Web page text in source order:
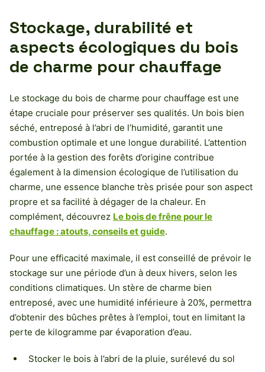
Stockage, durabilité et
aspects écologiques du bois
de charme pour chauffage
Le stockage du bois de charme pour chauffage est une
étape cruciale pour préserver ses qualités. Un bois bien
séché, entreposé à l’abri de l’humidité, garantit une
combustion optimale et une longue durabilité. L’attention
portée à la gestion des forêts d’origine contribue
également à la dimension écologique de l’utilisation du
charme, une essence blanche très prisée pour son aspect
propre et sa facilité à dégager de la chaleur. En
complément, découvrez Le bois de frêne pour le
chauffage : atouts, conseils et guide.
Pour une efficacité maximale, il est conseillé de prévoir le
stockage sur une période d’un à deux hivers, selon les
conditions climatiques. Un stère de charme bien
entreposé, avec une humidité inférieure à 20%, permettra
d’obtenir des bûches prêtes à l’emploi, tout en limitant la
perte de kilogramme par évaporation d’eau.
Stocker le bois à l’abri de la pluie, surélevé du sol